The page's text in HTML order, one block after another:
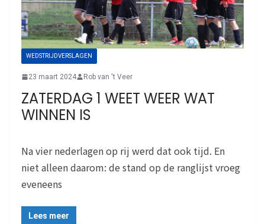
WEDSTRIJDVERSLAGEN
23 maart 2024 Rob van 't Veer
ZATERDAG 1 WEET WEER WAT
WINNEN IS
Na vier nederlagen op rij werd dat ook tijd. En
niet alleen daarom: de stand op de ranglijst vroeg
eveneens
Lees meer